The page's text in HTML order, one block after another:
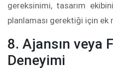
gereksinimi, tasarım
planlaması gerektiği için
8. Ajansın veya
Deneyimi